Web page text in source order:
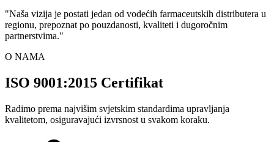
"Naša vizija je postati jedan od vodećih farmaceutskih distributera u
regionu, prepoznat po pouzdanosti, kvaliteti i dugoročnim
partnerstvima."
O NAMA
ISO 9001:2015 Certifikat
Radimo prema najvišim svjetskim standardima upravljanja
kvalitetom, osiguravajući izvrsnost u svakom koraku.